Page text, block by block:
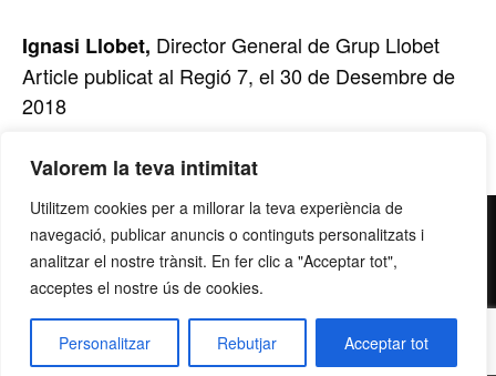
Valorem la teva intimitat
Utilitzem cookies per a millorar la teva experiència de
navegació, publicar anuncis o continguts personalitzats i
analitzar el nostre trànsit. En fer clic a "Acceptar tot",
acceptes el nostre ús de cookies.
Personalitzar Rebutjar Acceptar tot
Ignasi Llobet, Director General de Grup Llobet
Article publicat al Regió 7, el 30 de Desembre de
2018
contacte@grupllobet.com| Política de privacitat|Donar-
me de baixa| T. 93 878 80 78 | Ctra. Manresa a Berga km
2,7 | 08272 Sant Fruitós de Bages